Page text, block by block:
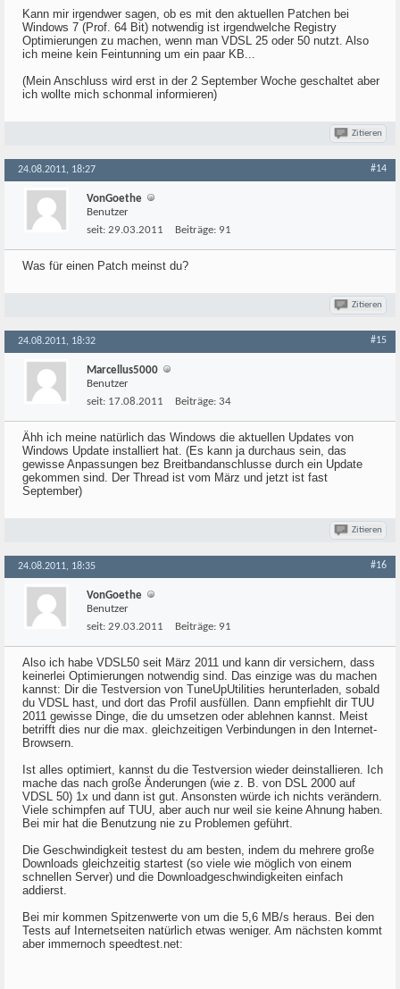
Kann mir irgendwer sagen, ob es mit den aktuellen Patchen bei
Windows 7 (Prof. 64 Bit) notwendig ist irgendwelche Registry
Optimierungen zu machen, wenn man VDSL 25 oder 50 nutzt. Also
ich meine kein Feintunning um ein paar KB...
(Mein Anschluss wird erst in der 2 September Woche geschaltet aber
ich wollte mich schonmal informieren)
Zitieren
24.08.2011, 18:27 #14
VonGoethe
Benutzer
seit: 29.03.2011 Beiträge: 91
Was für einen Patch meinst du?
Zitieren
24.08.2011, 18:32 #15
Marcellus5000
Benutzer
seit: 17.08.2011 Beiträge: 34
Ähh ich meine natürlich das Windows die aktuellen Updates von
Windows Update installiert hat. (Es kann ja durchaus sein, das
gewisse Anpassungen bez Breitbandanschlusse durch ein Update
gekommen sind. Der Thread ist vom März und jetzt ist fast
September)
Zitieren
24.08.2011, 18:35 #16
VonGoethe
Benutzer
seit: 29.03.2011 Beiträge: 91
Also ich habe VDSL50 seit März 2011 und kann dir versichern, dass
keinerlei Optimierungen notwendig sind. Das einzige was du machen
kannst: Dir die Testversion von TuneUpUtilities herunterladen, sobald
du VDSL hast, und dort das Profil ausfüllen. Dann empfiehlt dir TUU
2011 gewisse Dinge, die du umsetzen oder ablehnen kannst. Meist
betrifft dies nur die max. gleichzeitigen Verbindungen in den Internet-
Browsern.
Ist alles optimiert, kannst du die Testversion wieder deinstallieren. Ich
mache das nach große Änderungen (wie z. B. von DSL 2000 auf
VDSL 50) 1x und dann ist gut. Ansonsten würde ich nichts verändern.
Viele schimpfen auf TUU, aber auch nur weil sie keine Ahnung haben.
Bei mir hat die Benutzung nie zu Problemen geführt.
Die Geschwindigkeit testest du am besten, indem du mehrere große
Downloads gleichzeitig startest (so viele wie möglich von einem
schnellen Server) und die Downloadgeschwindigkeiten einfach
addierst.
Bei mir kommen Spitzenwerte von um die 5,6 MB/s heraus. Bei den
Tests auf Internetseiten natürlich etwas weniger. Am nächsten kommt
aber immernoch speedtest.net: